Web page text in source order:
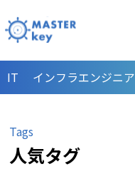
IT インフラエンジニア
Tags
人気タグ